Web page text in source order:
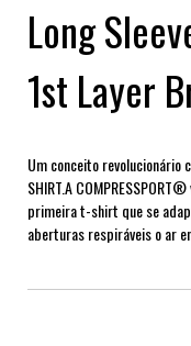
Long
1st Layer
Um conceito revolucionário
SHIRT.A
primeira t-shirt que se
aberturas respiráveis o ar